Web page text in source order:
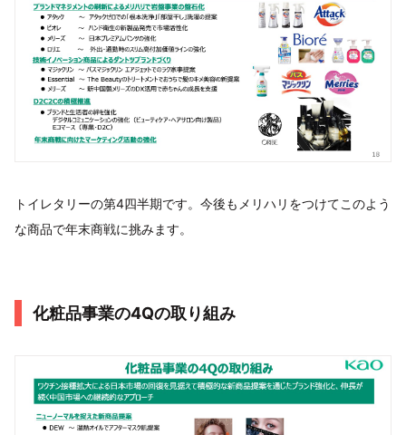
トイレタリーの第4四半期です。今後もメリハリをつけてこのよう
な商品で年末商戦に挑みます。
化粧品事業の4Qの取り組み